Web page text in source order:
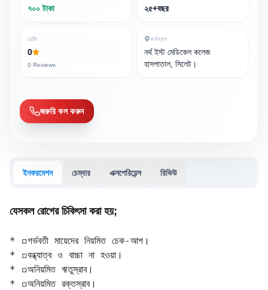
৭০০ টাকা ২৫+বছর
রেটিং
0
0 Reviews
কর্মস্থল
নর্থ ইস্ট মেডিকেল কলেজ
হাসপাতাল, সিলেট।
জরুরি কল করুন
ইনফরমেশন চেম্বার এক্সপেরিয়েন্স রিভিউ
যেসকল রোগের চিকিৎসা করা হয়;
* ◽গর্ভবতী মায়েদের নিয়মিত চেক-আপ।
* ◽বন্ধ্যাত্ব ও বাচ্চা না হওয়া।
* ◽অনিয়মিত ঋতুস্রাব।
* ◽অনিয়মিত রক্তস্রাব।